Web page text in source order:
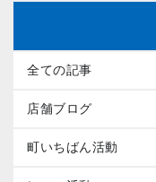
全ての記事
店舗ブログ
町いちばん活動